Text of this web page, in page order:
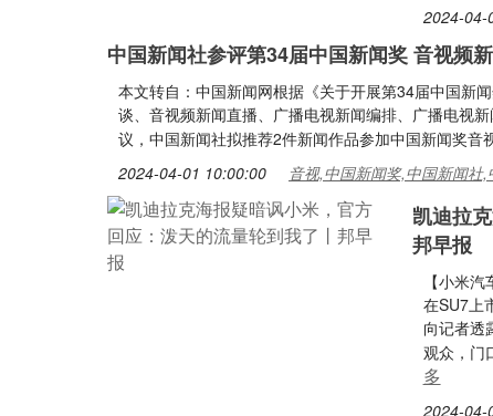
2024-04-
中国新闻社参评第34届中国新闻奖 音视频
本文转自：中国新闻网根据《关于开展第34届中国新
谈、音视频新闻直播、广播电视新闻编排、广播电视
议，中国新闻社拟推荐2件新闻作品参加中国新闻奖音
2024-04-01 10:00:00 音视,中国新闻奖,中国新闻社
凯迪拉
邦早报
【小米
在SU7上
向记者透
观众，门
多
2024-04-